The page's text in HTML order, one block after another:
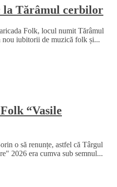
la Tărâmul cerbilor
Folk, locul numit Tărâmul
iubitorii de muzică folk și...
“Vasile
o să renunțe, astfel că Târgul
2026 era cumva sub semnul...